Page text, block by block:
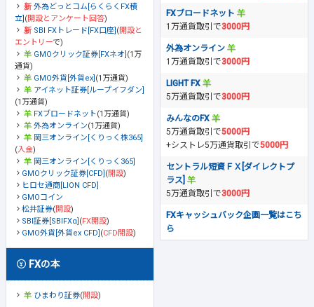
外為どっとコム[らくらくFX積
立] (開設とアンケート回答)
SBI FXトレード[FX口座] (開設と
エントリーで)
GMOクリック証券[FXネオ] (1万
通貨)
GMO外貨[外貨ex] (1万通貨)
アイネット証券[ループイフダン]
(1万通貨)
FXブロードネット(1万通貨)
外為オンライン(1万通貨)
岡三オンライン[くりっく株365]
(入金)
岡三オンライン[くりっく365]
GMOクリック証券[CFD] (開設)
ヒロセ通商[LION CFD]
GMOコイン
松井証券(開設)
SBI証券[SBIFXα] (FX開設)
GMO外貨[外貨ex CFD] (CFD開設)
FXの本
ひまわり証券(開設)
FXブロードネット
1万通貨取引で3000円
外為オンライン
1万通貨取引で3000円
LIGHT FX
5万通貨取引で3000円
みんなのFX
5万通貨取引で5000円
+シストレ5万通貨取引で5000円
セントラル短資ＦＸ[ダイレクトプ
ラス]
5万通貨取引で3000円
FXキャッシュバック企画一覧はこち
ら